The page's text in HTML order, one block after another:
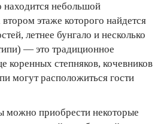
находится небольшой
этаже которого найдется
летнее бунгало и несколько
— это традиционное
коренных степняков, кочевников
могут расположиться гости
можно приобрести некоторые